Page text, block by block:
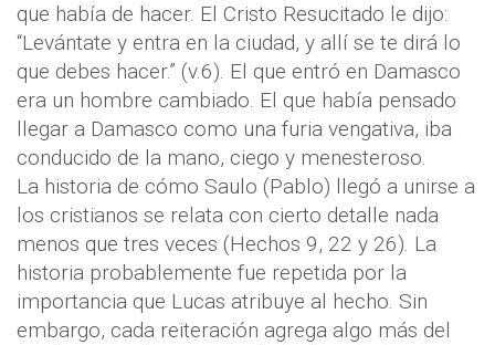
que había de hacer. El Cristo Resucitado le dijo:
“Levántate y entra en la ciudad, y allí se te dirá lo
que debes hacer.” (v.6). El que entró en Damasco
era un hombre cambiado. El que había pensado
llegar a Damasco como una furia vengativa, iba
conducido de la mano, ciego y menesteroso.
La historia de cómo Saulo (Pablo) llegó a unirse a
los cristianos se relata con cierto detalle nada
menos que tres veces (Hechos 9, 22 y 26). La
historia probablemente fue repetida por la
importancia que Lucas atribuye al hecho. Sin
embargo, cada reiteración agrega algo más del